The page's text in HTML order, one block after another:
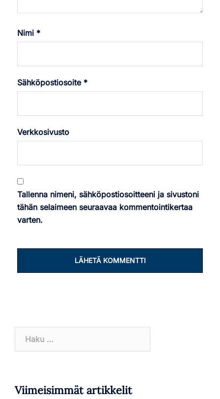
Nimi *
Sähköpostiosoite *
Verkkosivusto
Tallenna nimeni, sähköpostiosoitteeni ja sivustoni
tähän selaimeen seuraavaa kommentointikertaa
varten.
Viimeisimmät artikkelit